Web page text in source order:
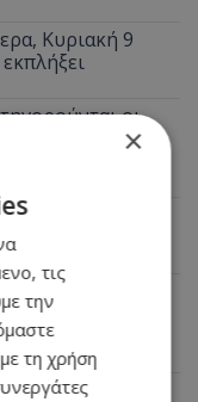
Κυριακή 9
οι
του beach bar
οχήματα στο
θέσεις με τους
τις απολαβές
×
τις
την
τη χρήση